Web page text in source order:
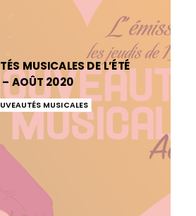
MUSICALES DE L’ÉTÉ
– AOÛT 2020
MUSICALES